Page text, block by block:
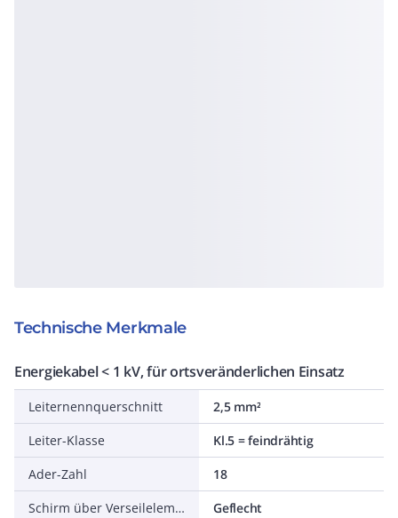
Technische Merkmale
Energiekabel < 1 kV, für ortsveränderlichen Einsatz
Leiternennquerschnitt
2,5 mm²
Leiter-Klasse
Kl.5 = feindrähtig
Ader-Zahl
18
Schirm über Verseilelement
Geflecht